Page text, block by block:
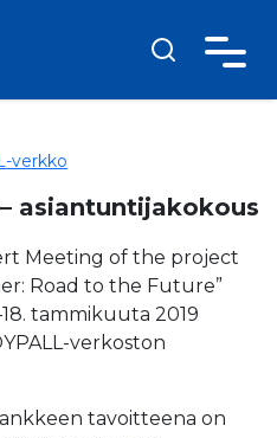
verkko
asiantuntijakokous
Meeting of the project
Road to the Future”
tammikuuta 2019
verkoston
tavoitteena on